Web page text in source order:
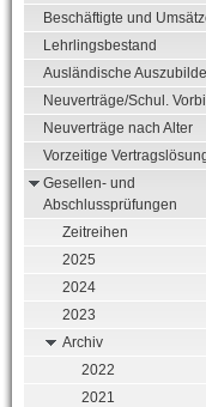
Beschäftigte und
Lehrlingsbestand
Ausländische
Neuverträge/Schul.
Neuverträge nach Alter
Vorzeitige
Gesellen- und
Abschlussprüfungen
Zeitreihen
2025
2024
2023
Archiv
2022
2021